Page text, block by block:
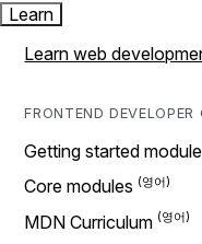
Learn
Learn web
FRONTEND DEVELOPER
Getting started
Core modules
MDN Curriculum